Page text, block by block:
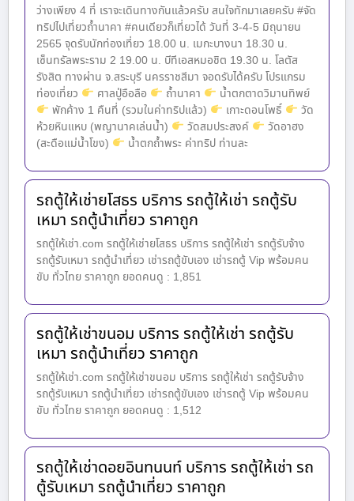
ว่างเพียง 4 ที่ เราจะเดินทางกันแล้วครับ สนใจทักมาเลยครับ #จัด
ทริปไปเที่ยวถ้ำนาคา #คนเดียวก็เที่ยวได้ วันที่ 3-4-5 มิถุนายน
2565 จุดรับนักท่องเที่ยว 18.00 น. เมกะบางนา 18.30 น.
เซ็นทรัลพระราม 2 19.00 น. บีทีเอสหมอชิต 19.30 น. โลตัส
รังสิต ทางผ่าน จ.สระบุรี นครราชสีมา จอดรับได้ครับ โปรแกรม
ท่องเที่ยว
ศาลปู่อือลือ ถ้ำนาคา
น้ำตกตาดวิมานทิพย์
พักค้าง 1 คืนที่ (รวมในค่าทริปแล้ว)
เกาะดอนโพธิ์
วัด
ห้วยหินแหบ (พญานาคเล่นน้ำ)
วัดสมประสงค์
วัดอาฮง
(สะดือแม่น้ำโขง)
น้ำตกถ้ำพระ ค่าทริป ท่านละ
รถตู้ให้เช่ายโสธร บริการ รถตู้ให้เช่า รถตู้รับ
เหมา รถตู้นำเที่ยว ราคาถูก
รถตู้ให้เช่า.com รถตู้ให้เช่ายโสธร บริการ รถตู้ให้เช่า รถตู้รับจ้าง
รถตู้รับเหมา รถตู้นำเที่ยว เช่ารถตู้ขับเอง เช่ารถตู้ Vip พร้อมคน
ขับ ทั่วไทย ราคาถูก ยอดคนดู : 1,851
รถตู้ให้เช่าขนอม บริการ รถตู้ให้เช่า รถตู้รับ
เหมา รถตู้นำเที่ยว ราคาถูก
รถตู้ให้เช่า.com รถตู้ให้เช่าขนอม บริการ รถตู้ให้เช่า รถตู้รับจ้าง
รถตู้รับเหมา รถตู้นำเที่ยว เช่ารถตู้ขับเอง เช่ารถตู้ Vip พร้อมคน
ขับ ทั่วไทย ราคาถูก ยอดคนดู : 1,512
รถตู้ให้เช่าดอยอินทนนท์ บริการ รถตู้ให้เช่า รถ
ตู้รับเหมา รถตู้นำเที่ยว ราคาถูก